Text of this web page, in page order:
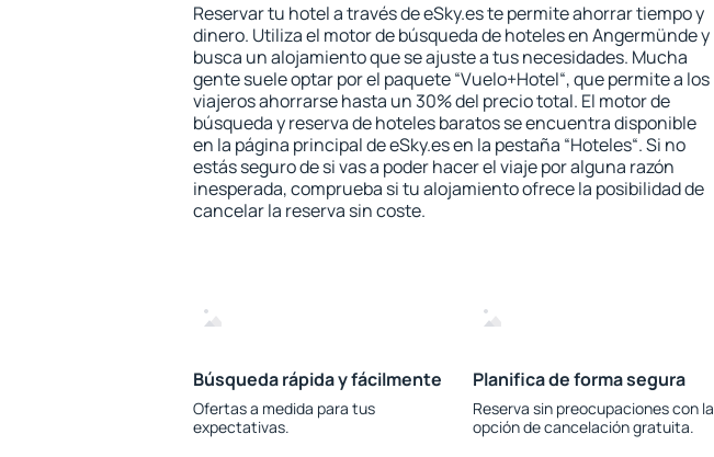
Reservar tu hotel a través de eSky.es te permite ahorrar tiempo y
dinero. Utiliza el motor de búsqueda de hoteles en Angermünde y
busca un alojamiento que se ajuste a tus necesidades. Mucha
gente suele optar por el paquete “Vuelo+Hotel“, que permite a los
viajeros ahorrarse hasta un 30% del precio total. El motor de
búsqueda y reserva de hoteles baratos se encuentra disponible
en la página principal de eSky.es en la pestaña “Hoteles“. Si no
estás seguro de si vas a poder hacer el viaje por alguna razón
inesperada, comprueba si tu alojamiento ofrece la posibilidad de
cancelar la reserva sin coste.
Búsqueda rápida y fácilmente
Ofertas a medida para tus
expectativas.
Planifica de forma segura
Reserva sin preocupaciones con la
opción de cancelación gratuita.